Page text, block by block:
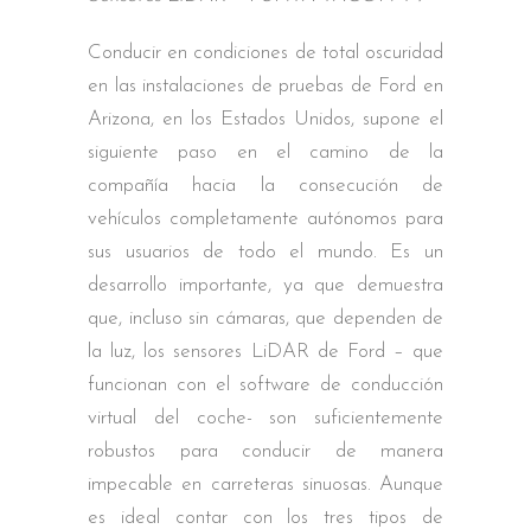
Conducir en condiciones de total oscuridad
en las instalaciones de pruebas de Ford en
Arizona, en los Estados Unidos, supone el
siguiente paso en el camino de la
compañía hacia la consecución de
vehículos completamente autónomos para
sus usuarios de todo el mundo. Es un
desarrollo importante, ya que demuestra
que, incluso sin cámaras, que dependen de
la luz, los sensores LiDAR de Ford – que
funcionan con el software de conducción
virtual del coche- son suficientemente
robustos para conducir de manera
impecable en carreteras sinuosas. Aunque
es ideal contar con los tres tipos de